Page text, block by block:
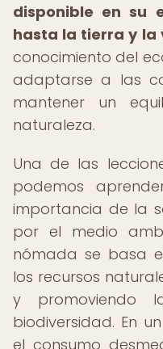
disponible en su
hasta la tierra y la
conocimiento del
adaptarse a las
mantener un
naturaleza.
Una de las
podemos
importancia de la
por el medio
nómada se basa
los recursos
y promoviendo
biodiversidad. En
el consumo